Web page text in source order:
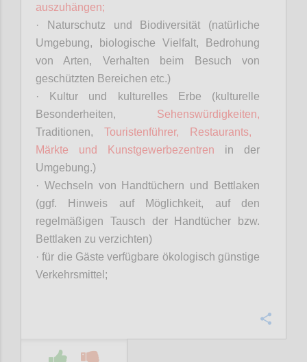
auszuhängen;
· Naturschutz und Biodiversität (natürliche
Umgebung, biologische Vielfalt, Bedrohung
von Arten, Verhalten beim Besuch von
geschützten Bereichen etc.)
· Kultur und kulturelles Erbe (kulturelle
Besonderheiten, Sehenswürdigkeiten,
Traditionen, Touristenführer, Restaurants,
Märkte und Kunstgewerbezentren in der
Umgebung.)
· Wechseln von Handtüchern und Bettlaken
(ggf. Hinweis auf Möglichkeit, auf den
regelmäßigen Tausch der Handtücher bzw.
Bettlaken zu verzichten)
· für die Gäste verfügbare ökologisch günstige
Verkehrsmittel;